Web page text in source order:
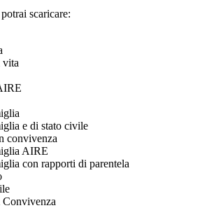
scaricare:
vita
e di stato civile
convivenza
AIRE
con rapporti di parentela